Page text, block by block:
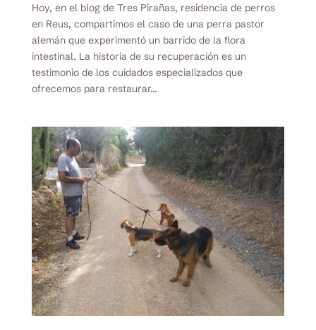
Hoy, en el blog de Tres Pirañas, residencia de perros
en Reus, compartimos el caso de una perra pastor
alemán que experimentó un barrido de la flora
intestinal. La historia de su recuperación es un
testimonio de los cuidados especializados que
ofrecemos para restaurar...